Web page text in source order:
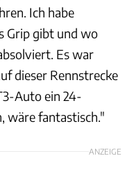
Ich habe
Grip gibt und wo
Es war
dieser Rennstrecke
Auto ein 24-
wäre fantastisch."
ANZEIGE